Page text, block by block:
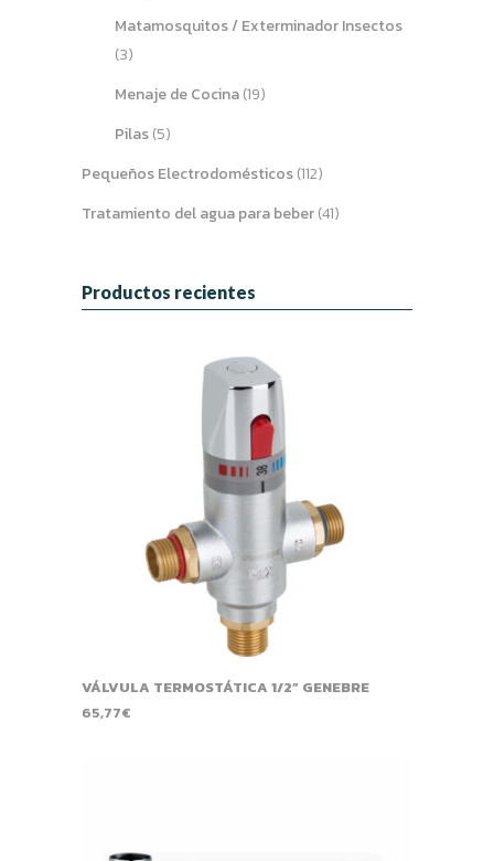
Matamosquitos / Exterminador Insectos
(3)
Menaje de Cocina(19)
Pilas(5)
Pequeños Electrodomésticos(112)
Tratamiento del agua para beber(41)
Productos recientes
VÁLVULA TERMOSTÁTICA 1/2” GENEBRE
65,77€